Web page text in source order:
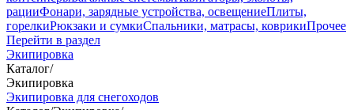
рацииФонари, зарядные устройства, освещениеПлиты,
горелкиРюкзаки и сумкиСпальники, матрасы, коврикиПрочее
Перейти в раздел
Экипировка
Каталог/
Экипировка
Экипировка для снегоходов